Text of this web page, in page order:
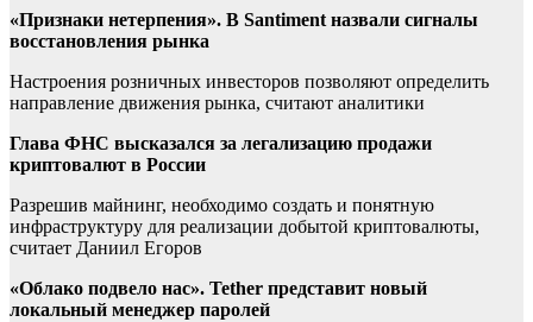
«Признаки нетерпения». В Santiment назвали сигналы
восстановления рынка
Настроения розничных инвесторов позволяют определить
направление движения рынка, считают аналитики
Глава ФНС высказался за легализацию продажи
криптовалют в России
Разрешив майнинг, необходимо создать и понятную
инфраструктуру для реализации добытой криптовалюты,
считает Даниил Егоров
«Облако подвело нас». Tether представит новый
локальный менеджер паролей